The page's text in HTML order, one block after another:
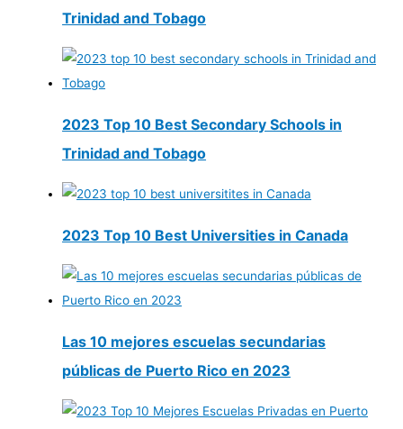
Trinidad and Tobago
2023 Top 10 Best Secondary Schools in
Trinidad and Tobago
2023 Top 10 Best Universities in Canada
Las 10 mejores escuelas secundarias
públicas de Puerto Rico en 2023